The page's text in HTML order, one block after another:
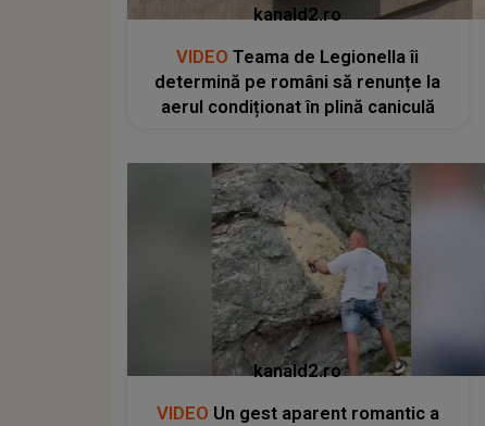
kanald2.ro
VIDEO Teama de Legionella îi
determină pe români să renunțe la
aerul condiționat în plină caniculă
kanald2.ro
VIDEO Un gest aparent romantic a